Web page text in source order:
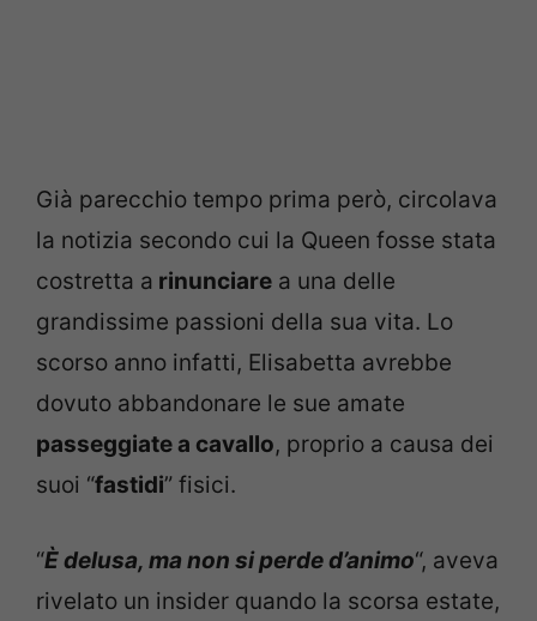
Già parecchio tempo prima però, circolava
la notizia secondo cui la Queen fosse stata
costretta a rinunciare a una delle
grandissime passioni della sua vita. Lo
scorso anno infatti, Elisabetta avrebbe
dovuto abbandonare le sue amate
passeggiate a cavallo, proprio a causa dei
suoi “fastidi” fisici.
“È delusa, ma non si perde d’animo“, aveva
rivelato un insider quando la scorsa estate,